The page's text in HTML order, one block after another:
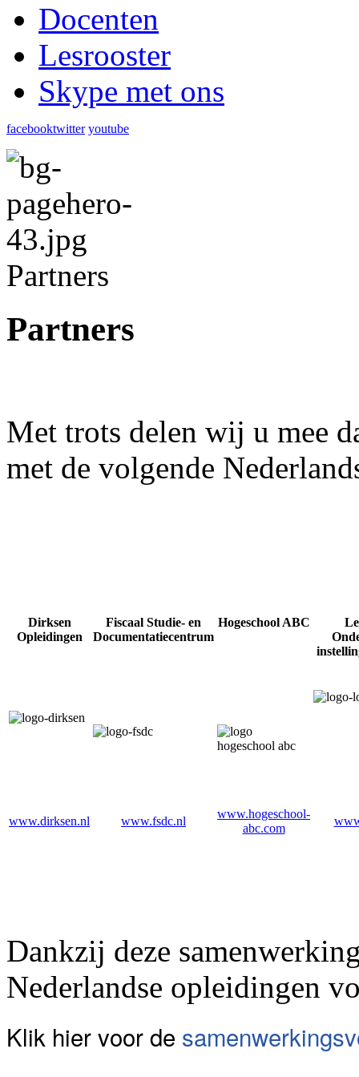
Docenten
Lesrooster
Skype met ons
facebooktwitter youtube
Partners
Partners
Met trots delen wij u mee
met de volgende
Dirksen
Opleidingen
Fiscaal Studie- en
Documentatiecentrum
Hogeschool ABC
www.dirksen.nl www.fsdc.nl
www.hogeschool-
abc.com
Dankzij deze
Nederlandse opleidingen
Klik hier voor de